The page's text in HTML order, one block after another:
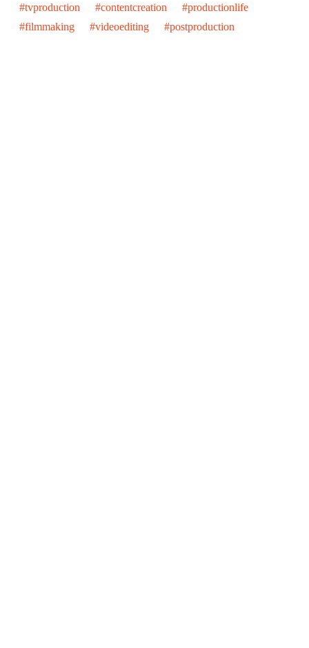
#tvproduction #contentcreation #productionlife
#filmmaking #videoediting #postproduction